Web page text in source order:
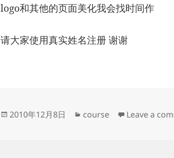
logo和其他的页面美化我会找时间作
请大家使用真实姓名注册 谢谢
Posted
2010年12月8日 Categories
course Leave a